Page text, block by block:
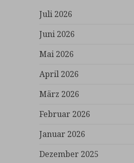
Juli 2026
Juni 2026
Mai 2026
April 2026
März 2026
Februar 2026
Januar 2026
Dezember 2025